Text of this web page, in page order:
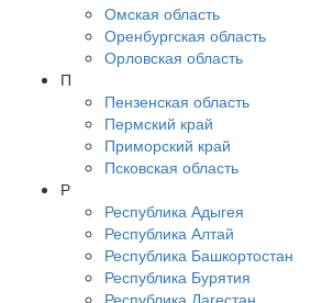
Омская область
Оренбургская область
Орловская область
П
Пензенская область
Пермский край
Приморский край
Псковская область
Р
Республика Адыгея
Республика Алтай
Республика Башкортостан
Республика Бурятия
Республика Дагестан